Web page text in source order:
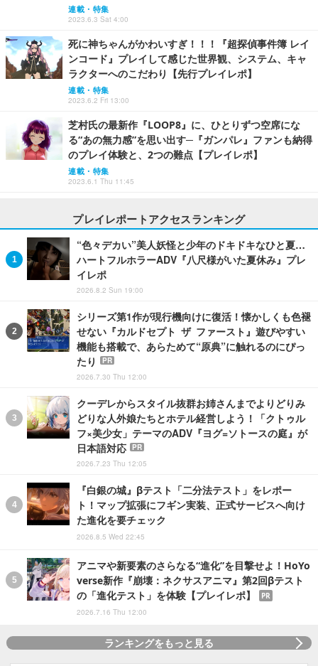
連載・特集
2023.6.3 Sat 4:00
死に神ちゃんがかわいすぎ！！！『超探偵事件簿 レイ
ンコード』プレイして感じた世界観、システム、キャ
ラクターへのこだわり【先行プレイレポ】
連載・特集
2023.6.2 Fri 13:00
芝村氏の最新作『LOOP8』に、ひとりずつ空席にな
る“あの無力感”を思い出す─『ガンパレ』ファンも納得
のプレイ体験と、2つの難点【プレイレポ】
連載・特集
2023.6.1 Thu 11:45
プレイレポートアクセスランキング
“色々デカい”美人妖怪と少年のドキドキなひと夏…
ハートフルホラーADV『八尺様がいた夏休み』プレ
イレポ
2026.8.2 Sun 19:00
シリーズ第1作が現行機向けに復活！懐かしくも色褪
せない『カルドセプト ザ ファースト』遊びやすい
機能も搭載で、あらためて“原典”に触れるのにぴっ
たり
PR
2026.7.30 Thu 12:00
クーデレからスタイル抜群お姉さんまでよりどりみ
どりな人外娘たちとホテル経営しよう！「クトゥル
フ×美少女」テーマのADV『ヨグ=ソトースの庭』が
日本語対応
PR
2026.7.23 Thu 12:05
『白銀の城』βテスト「二分法テスト」をレポー
ト！マップ拡張にフギン実装、正式サービスへ向け
た進化を要チェック
2026.8.5 Wed 22:45
アニマや新要素のさらなる“進化”を目撃せよ！HoYo
verse新作『崩壊：ネクサスアニマ』第2回βテスト
の「進化テスト」を体験【プレイレポ】
PR
2026.7.16 Thu 12:00
ランキングをもっと見る